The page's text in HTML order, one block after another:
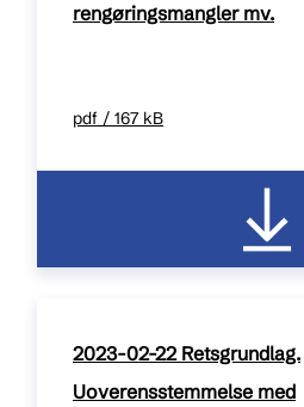
rengøringsmangler mv.
pdf / 167 kB
2023-02-22 Retsgrundlag.
Uoverensstemmelse med